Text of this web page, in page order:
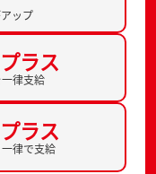
ップ
ラス
律支給
ラス
律で支給